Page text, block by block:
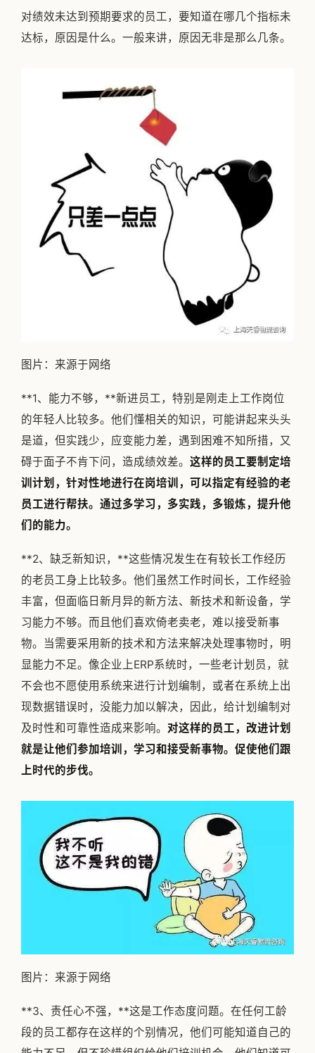
对绩效未达到预期要求的员工，要知道在哪几个指标未
达标，原因是什么。一般来讲，原因无非是那么几条。
图片：来源于网络
**1、能力不够，**新进员工，特别是刚走上工作岗位
的年轻人比较多。他们懂相关的知识，可能讲起来头头
是道，但实践少，应变能力差，遇到困难不知所措，又
碍于面子不肯下问，造成绩效差。 这样的员工要制定培
训计划，针对性地进行在岗培训，可以指定有经验的老
员工进行帮扶。通过多学习，多实践，多锻炼，提升他
们的能力。
**2、缺乏新知识，**这些情况发生在有较长工作经历
的老员工身上比较多。他们虽然工作时间长，工作经验
丰富，但面临日新月异的新方法、新技术和新设备，学
习能力不够。而且他们喜欢倚老卖老，难以接受新事
物。当需要采用新的技术和方法来解决处理事物时，明
显能力不足。像企业上ERP系统时，一些老计划员，就
不会也不愿使用系统来进行计划编制，或者在系统上出
现数据错误时，没能力加以解决，因此，给计划编制对
及时性和可靠性造成来影响。 对这样的员工，改进计划
就是让他们参加培训，学习和接受新事物。促使他们跟
上时代的步伐。
图片：来源于网络
**3、责任心不强，**这是工作态度问题。在任何工龄
段的员工都存在这样的个别情况，他们可能知道自己的